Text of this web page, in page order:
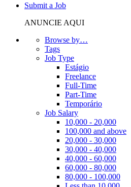
Submit a Job
ANUNCIE AQUI
Browse by…
Tags
Job Type
Estágio
Freelance
Full-Time
Part-Time
Temporário
Job Salary
10,000 - 20,000
100,000 and above
20,000 - 30,000
30,000 - 40,000
40,000 - 60,000
60,000 - 80,000
80,000 - 100,000